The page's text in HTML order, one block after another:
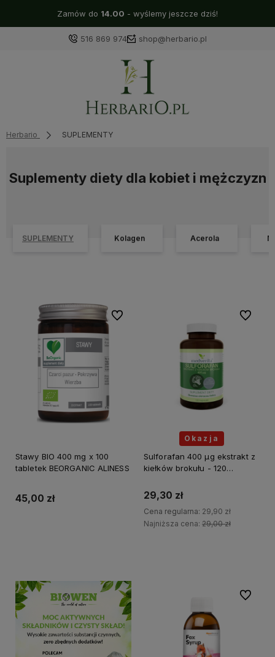
Zamów do 14.00 - wyślemy jeszcze dziś!
516 869 974 shop@herbario.pl
Herbario SUPLEMENTY
Suplementy diety dla kobiet i mężczyzn
SUPLEMENTY Kolagen Acerola
Stawy BIO 400 mg x 100
tabletek BEORGANIC ALINESS
45,00 zł
Do ulubionych
Okazja
Sulforafan 400 µg ekstrakt z
kiełków brokułu - 120
29,30 zł
Cena regularna: 29,90 zł
Najniższa cena: 29,00 zł
Do
Do